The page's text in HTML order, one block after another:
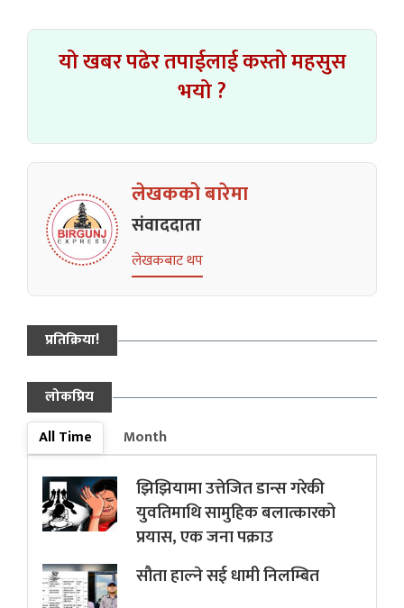
यो खबर पढेर तपाईलाई कस्तो महसुस
भयो ?
लेखकको बारेमा
संवाददाता
लेखकबाट थप
प्रतिक्रिया!
लोकप्रिय
All Time
Month
झिझियामा उत्तेजित डान्स गरेकी
युवतिमाथि सामुहिक बलात्कारको
प्रयास, एक जना पक्राउ
सौता हाल्ने सई धामी निलम्बित